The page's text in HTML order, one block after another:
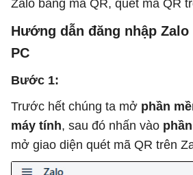
Zalo bằng mã QR, quét mã QR
Hướng dẫn đăng nhập Zalo
PC
Bước 1:
Trước hết chúng ta mở phần
máy tính, sau đó nhấn vào
mở giao diện quét mã QR trên